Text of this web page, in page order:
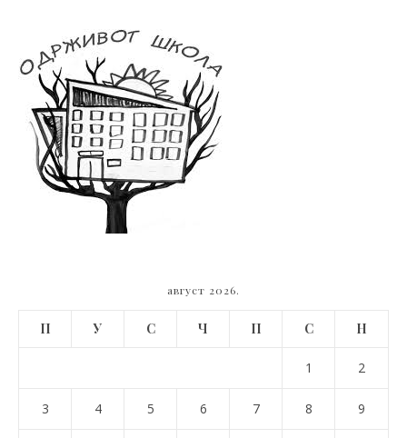
август 2026.
П У С Ч П С Н
1 2
3 4 5 6 7 8 9